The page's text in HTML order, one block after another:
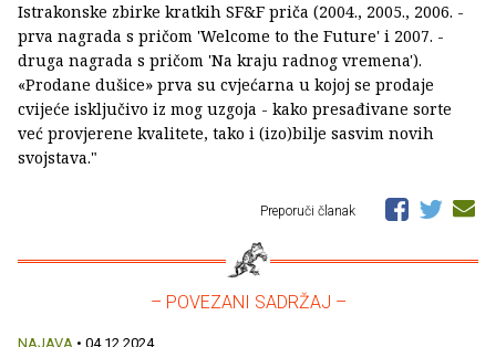
Istrakonske zbirke kratkih SF&F priča (2004., 2005., 2006. -
prva nagrada s pričom 'Welcome to the Future' i 2007. -
druga nagrada s pričom 'Na kraju radnog vremena').
«Prodane dušice» prva su cvjećarna u kojoj se prodaje
cvijeće isključivo iz mog uzgoja - kako presađivane sorte
već provjerene kvalitete, tako i (izo)bilje sasvim novih
svojstava."
Preporuči članak
– POVEZANI SADRŽAJ –
NAJAVA • 04.12.2024.